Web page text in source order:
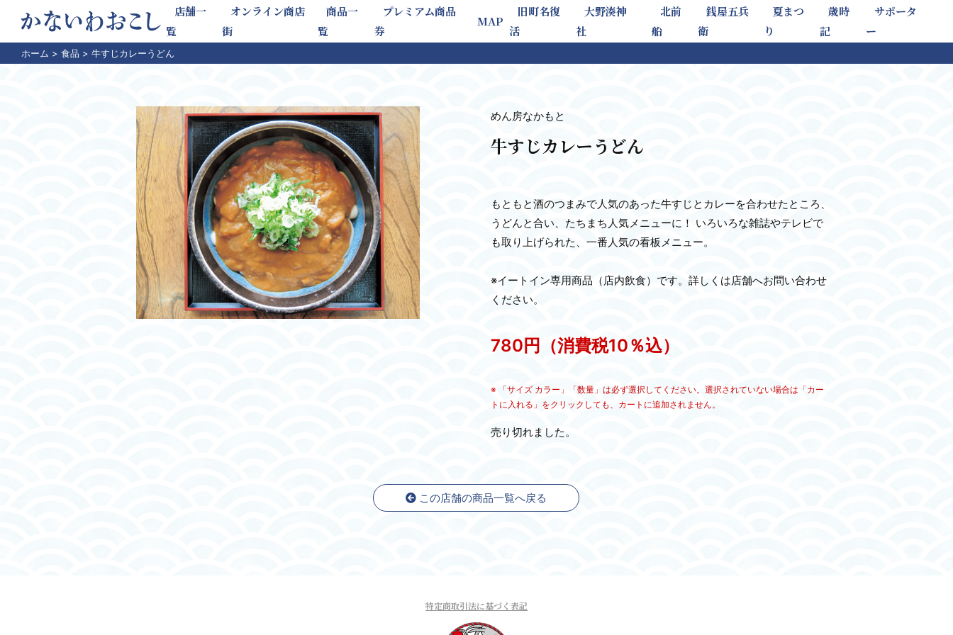
店舗一
覧
オンライン商店
街
商品一
覧
プレミアム商品
券
MAP
旧町名復
活
大野湊神
社
北前
船
銭屋五兵
衛
夏まつ
り
歳時
記
サポータ
ー
ホーム > 食品 > 牛すじカレーうどん
めん房なかもと
牛すじカレーうどん
もともと酒のつまみで人気のあった牛すじとカレーを合わせたところ、
うどんと合い、たちまち人気メニューに！ いろいろな雑誌やテレビで
も取り上げられた、一番人気の看板メニュー。
※イートイン専用商品（店内飲食）です。詳しくは店舗へお問い合わせ
ください。
780円（消費税10％込）
※ 「サイズ カラー」「数量」は必ず選択してください。選択されていない場合は「カー
トに入れる」をクリックしても、カートに追加されません。
売り切れました。
この店舗の商品一覧へ戻る
特定商取引法に基づく表記